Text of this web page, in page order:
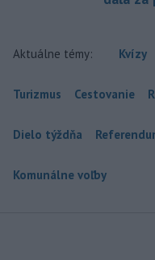
Aktuálne témy: Kvízy
Turizmus Cestovanie
Dielo týždňa
Komunálne voľby